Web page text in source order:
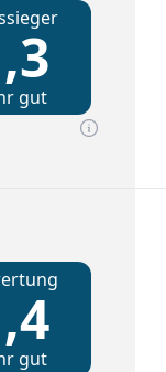
gut
gut